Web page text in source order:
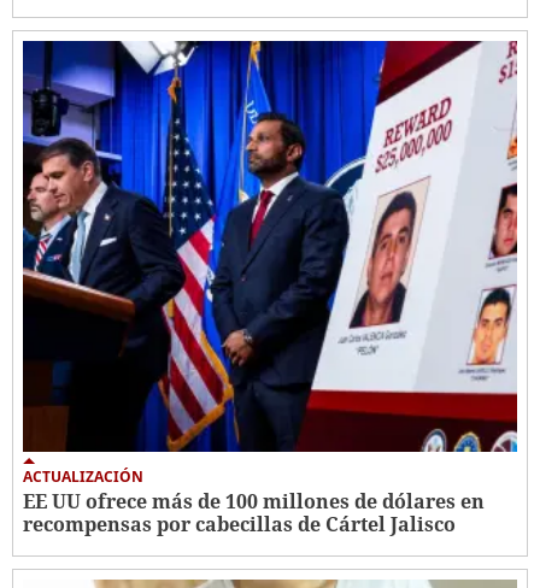
ACTUALIZACIÓN
EE UU ofrece más de 100 millones de dólares en
recompensas por cabecillas de Cártel Jalisco